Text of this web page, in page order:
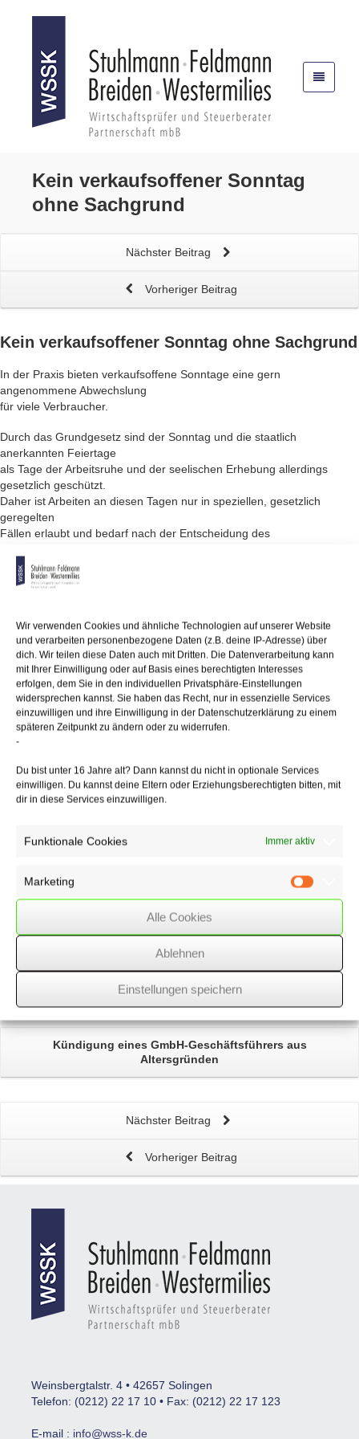
Wir verwenden Cookies und ähnliche Technologien auf unserer Website
und verarbeiten personenbezogene Daten (z.B. deine IP-Adresse) über
dich. Wir teilen diese Daten auch mit Dritten. Die Datenverarbeitung kann
mit Ihrer Einwilligung oder auf Basis eines berechtigten Interesses
erfolgen, dem Sie in den individuellen Privatsphäre-Einstellungen
widersprechen kannst. Sie haben das Recht, nur in essenzielle Services
einzuwilligen und ihre Einwilligung in der Datenschutzerklärung zu einem
späteren Zeitpunkt zu ändern oder zu widerrufen.
-
Du bist unter 16 Jahre alt? Dann kannst du nicht in optionale Services
einwilligen. Du kannst deine Eltern oder Erziehungsberechtigten bitten, mit
dir in diese Services einzuwilligen.
Funktionale Cookies Immer aktiv
Marketing
Alle Cookies
Ablehnen
Einstellungen speichern
Kein verkaufsoffener Sonntag
ohne Sachgrund
Nächster Beitrag
Vorheriger Beitrag
Kein verkaufsoffener Sonntag ohne Sachgrund
In der Praxis bieten verkaufsoffene Sonntage eine gern
angenommene Abwechslung
für viele Verbraucher.
Durch das Grundgesetz sind der Sonntag und die staatlich
anerkannten Feiertage
als Tage der Arbeitsruhe und der seelischen Erhebung allerdings
gesetzlich geschützt.
Daher ist Arbeiten an diesen Tagen nur in speziellen, gesetzlich
geregelten
Fällen erlaubt und bedarf nach der Entscheidung des
eines Sachgrundes.
und das Shoppinginteresse der Kundschaft nicht aus. Ein darüber
hinausgehendes
öffentliches Interesse muss hinreichend gewichtig sein, um die
beabsichtigte
Ladenöffnung in ihrem zeitlichen, räumlichen und gegenständlichen
Umfang zu rechtfertigen.
09/08/2017 / Rechtsgebiete, WSSK
RelatedPosts
sozialversicherungspflichtig
Kündigung eines GmbH-Geschäftsführers aus
Altersgründen
Nächster Beitrag
Vorheriger Beitrag
Weinsbergtalstr. 4 • 42657 Solingen
Telefon: (0212) 22 17 10 • Fax: (0212) 22 17 123
E-mail : info@wss-k.de